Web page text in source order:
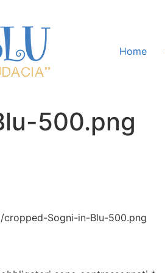
Home
500.png
Sogni-in-Blu-500.png